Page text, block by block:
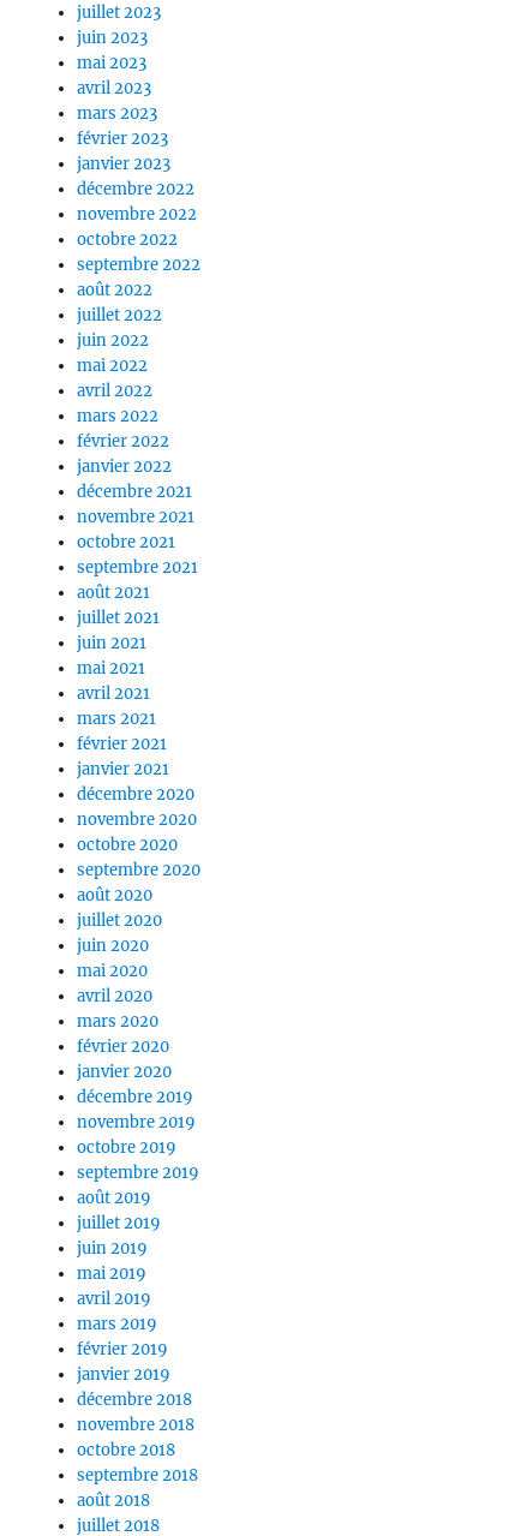
juillet 2023
juin 2023
mai 2023
avril 2023
mars 2023
février 2023
janvier 2023
décembre 2022
novembre 2022
octobre 2022
septembre 2022
août 2022
juillet 2022
juin 2022
mai 2022
avril 2022
mars 2022
février 2022
janvier 2022
décembre 2021
novembre 2021
octobre 2021
septembre 2021
août 2021
juillet 2021
juin 2021
mai 2021
avril 2021
mars 2021
février 2021
janvier 2021
décembre 2020
novembre 2020
octobre 2020
septembre 2020
août 2020
juillet 2020
juin 2020
mai 2020
avril 2020
mars 2020
février 2020
janvier 2020
décembre 2019
novembre 2019
octobre 2019
septembre 2019
août 2019
juillet 2019
juin 2019
mai 2019
avril 2019
mars 2019
février 2019
janvier 2019
décembre 2018
novembre 2018
octobre 2018
septembre 2018
août 2018
juillet 2018